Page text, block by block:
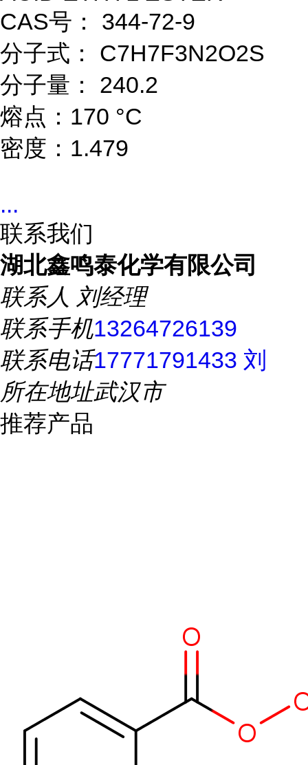
CAS号： 344-72-9
分子式： C7H7F3N2O2S
分子量： 240.2
熔点：170 °C
密度：1.479
...
联系我们
湖北鑫鸣泰化学有限公司
联系人 刘经理
联系手机13264726139
联系电话17771791433 刘
所在地址武汉市
推荐产品